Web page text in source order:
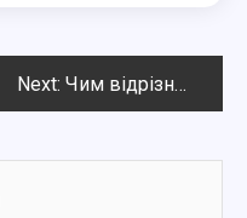
Next: Чим відрізняються незалежні ЗМІ від державних: основні ознаки